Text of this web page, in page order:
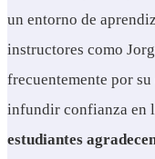
un entorno de
instructores como
frecuentemente por
infundir confianza en
estudiantes